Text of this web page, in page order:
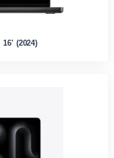
(2024)